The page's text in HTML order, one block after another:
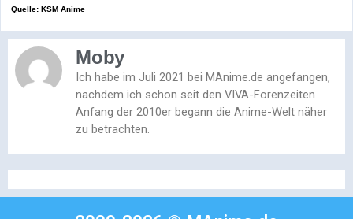
Quelle: KSM Anime
Moby
Ich habe im Juli 2021 bei MAnime.de angefangen,
nachdem ich schon seit den VIVA-Forenzeiten
Anfang der 2010er begann die Anime-Welt näher
zu betrachten.